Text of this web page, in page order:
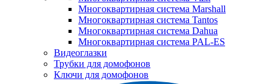
Многоквартирная система Marshall
Многоквартирная система Tantos
Многоквартирная система Dahua
Многоквартирная система PAL-ES
Видеоглазки
Трубки для домофонов
Ключи для домофонов